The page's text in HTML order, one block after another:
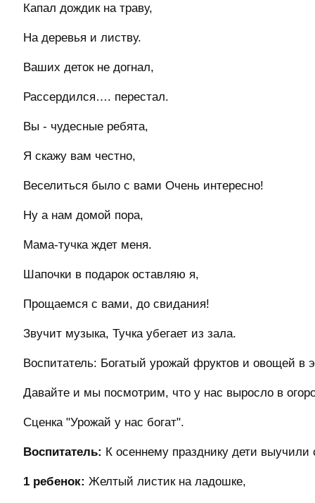
Капал дождик на траву,
На деревья и листву.
Ваших деток не догнал,
Рассердился…. перестал.
Вы - чудесные ребята,
Я скажу вам честно,
Веселиться было с вами Очень интересно!
Ну а нам домой пора,
Мама-тучка ждет меня.
Шапочки в подарок оставляю я,
Прощаемся с вами, до свидания!
Звучит музыка, Тучка убегает из зала.
Воспитатель: Богатый урожай фруктов и овощей в
Давайте и мы посмотрим, что у нас выросло в
Сценка "Урожай у нас богат".
Воспитатель: К осеннему празднику дети выучили
1 ребенок: Желтый листик на ладошке,